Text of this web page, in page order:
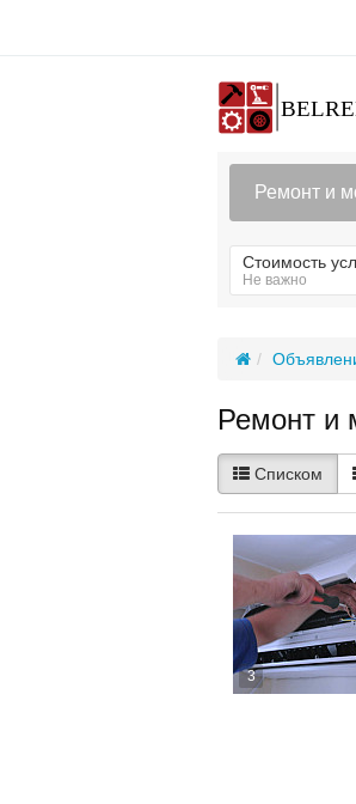
Стоимость
Не важно
Ремонт и
Списком
3